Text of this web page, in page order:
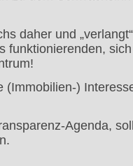
daher und „verlangt“
funktionierenden,
(Immobilien-)
Agenda,